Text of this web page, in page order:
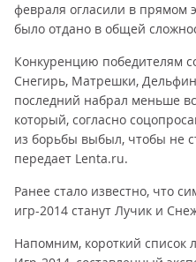
февраля огласили в прямом
было отдано в общей
Конкуренцию победителям
Снегирь, Матрешки,
последний набрал меньше
который, согласно
из борьбы выбыл, чтобы не
передает Lenta.ru.
Ранее стало известно, что
игр-2014 станут Лучик и
Напомним, короткий список